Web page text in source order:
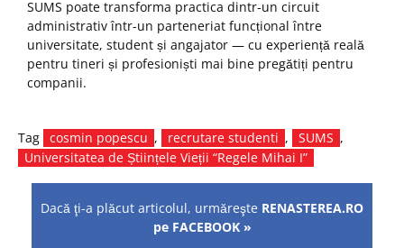
SUMS poate transforma practica dintr-un circuit
administrativ într-un parteneriat funcțional între
universitate, student și angajator — cu experiență reală
pentru tineri și profesioniști mai bine pregătiți pentru
companii.
Tag cosmin popescu , recrutare studenti , SUMS ,
Universitatea de Științele Vieții “Regele Mihai I”
Dacă ţi-a plăcut articolul, urmăreşte RENASTEREA.RO
pe FACEBOOK »